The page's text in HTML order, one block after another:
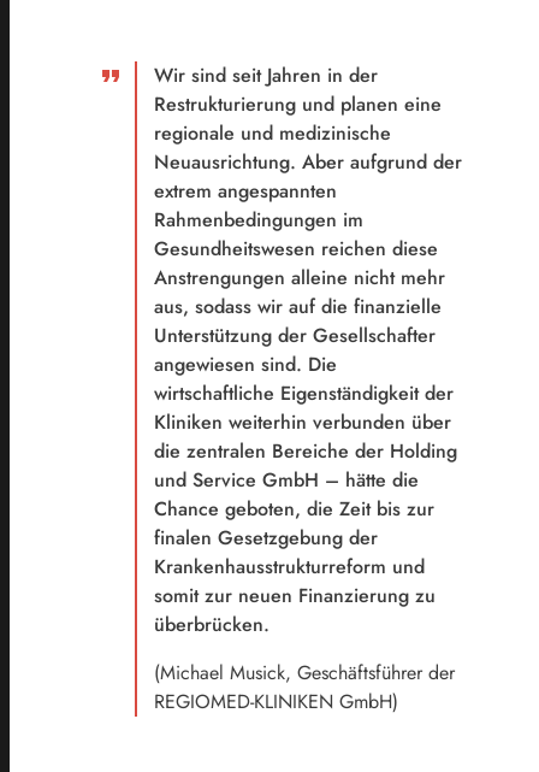
Wir sind seit Jahren in der
Restrukturierung und planen eine
regionale und medizinische
Neuausrichtung. Aber aufgrund der
extrem angespannten
Rahmenbedingungen im
Gesundheitswesen reichen diese
Anstrengungen alleine nicht mehr
aus, sodass wir auf die finanzielle
Unterstützung der Gesellschafter
angewiesen sind. Die
wirtschaftliche Eigenständigkeit der
Kliniken weiterhin verbunden über
die zentralen Bereiche der Holding
und Service GmbH – hätte die
Chance geboten, die Zeit bis zur
finalen Gesetzgebung der
Krankenhausstrukturreform und
somit zur neuen Finanzierung zu
überbrücken.
(Michael Musick, Geschäftsführer der
REGIOMED-KLINIKEN GmbH)